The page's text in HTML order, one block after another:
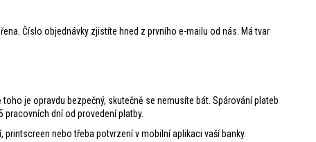
Číslo objednávky zjistíte hned z prvního e-mailu od nás. Má tvar
je opravdu bezpečný, skutečně se nemusíte bát. Spárování plateb
dní od provedení platby.
nebo třeba potvrzení v mobilní aplikaci vaší banky.